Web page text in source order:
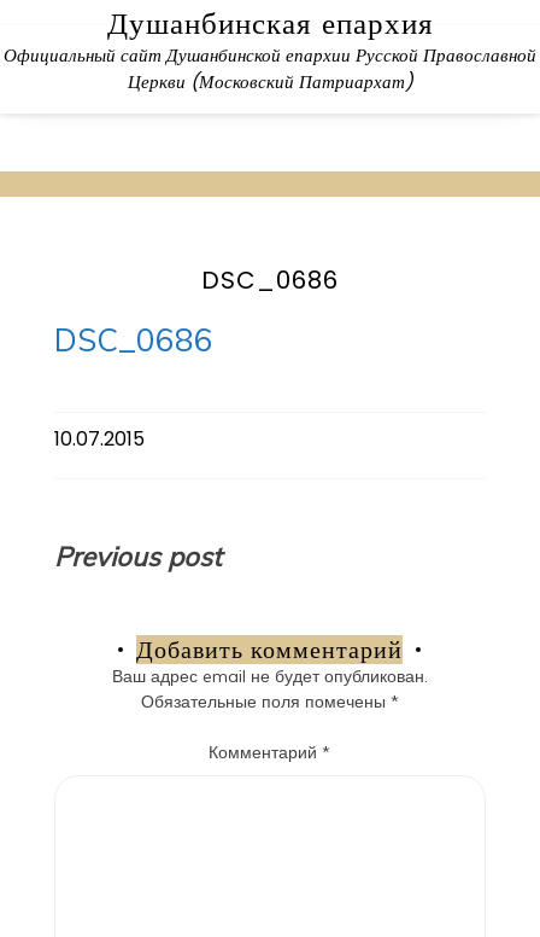
content
Душанбинская епархия
Официальный сайт Душанбинской епархии Русской Православной
Церкви (Московский Патриархат)
DSC_0686
DSC_0686
10.07.2015
Навигация
записям
Previous post
Добавить комментарий
Ваш адрес email не будет опубликован.
Обязательные поля помечены *
Комментарий*